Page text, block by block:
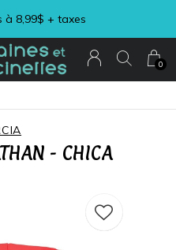
0
à 8,99$ + taxes
- CHICA